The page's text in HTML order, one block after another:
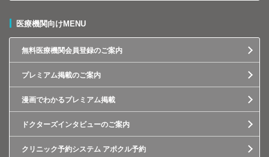
医療機関向けMENU
無料医療機関会員登録のご案内
プレミアム掲載のご案内
漫画でわかるプレミアム掲載
ドクターズインタビューのご案内
クリニック予約システム アポクル予約